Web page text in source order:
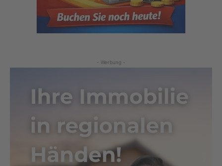
- Werbung -